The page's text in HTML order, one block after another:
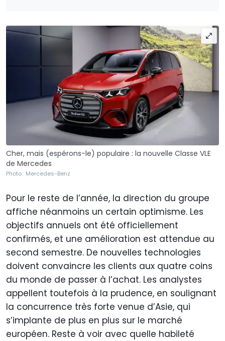
Cher, mais (espérons-le) populaire : la nouvelle Classe VLE
de Mercedes
Photo : Mercedes-Benz
Pour le reste de l’année, la direction du groupe
affiche néanmoins un certain optimisme. Les
objectifs annuels ont été officiellement
confirmés, et une amélioration est attendue au
second semestre. De nouvelles technologies
doivent convaincre les clients aux quatre coins
du monde de passer à l’achat. Les analystes
appellent toutefois à la prudence, en soulignant
la concurrence très forte venue d’Asie, qui
s’implante de plus en plus sur le marché
européen. Reste à voir avec quelle habileté